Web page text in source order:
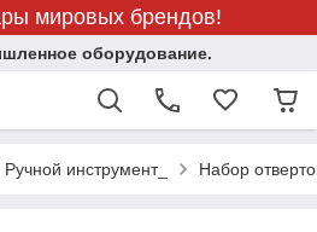
мировых брендов!
оборудование.
Ручной инструмент_ Набор